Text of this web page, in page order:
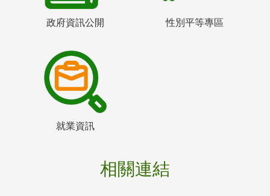
政府資訊公開 性別平等專區
就業資訊
相關連結